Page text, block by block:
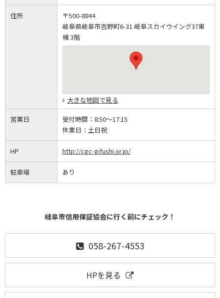
住所
〒500-8844
岐阜県岐阜市吉野町6-31 岐阜スカイウイング37東
棟 3階
大きな地図で見る
営業日 受付時間： 8:50～17:15
休業日： 土日祝
HP http://cgc-gifushi.or.jp/
駐車場 あり
岐阜市信用保証協会に行く前にチェック！
058-267-4553
HPを見る